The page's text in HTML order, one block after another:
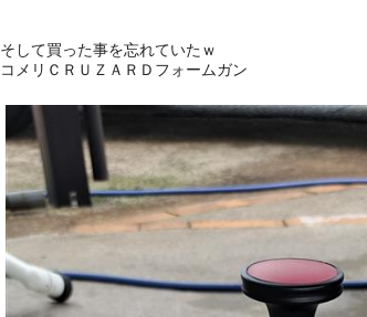
そして買った事を忘れていたｗ
コメリＣＲＵＺＡＲＤフォームガン